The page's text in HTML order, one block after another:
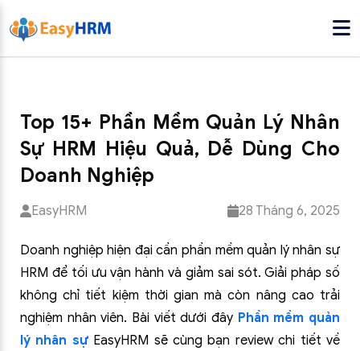
Top 15+ Phần Mềm Quản Lý Nhân
Sự HRM Hiệu Quả, Dễ Dùng Cho
Doanh Nghiệp
EasyHRM 28 Tháng 6, 2025
Doanh nghiệp hiện đại cần phần mềm quản lý nhân sự
HRM để tối ưu vận hành và giảm sai sót. Giải pháp số
không chỉ tiết kiệm thời gian mà còn nâng cao trải
nghiệm nhân viên. Bài viết dưới đây Phần mềm quản
lý nhân sựEasyHRM sẽ cùng bạn review chi tiết về